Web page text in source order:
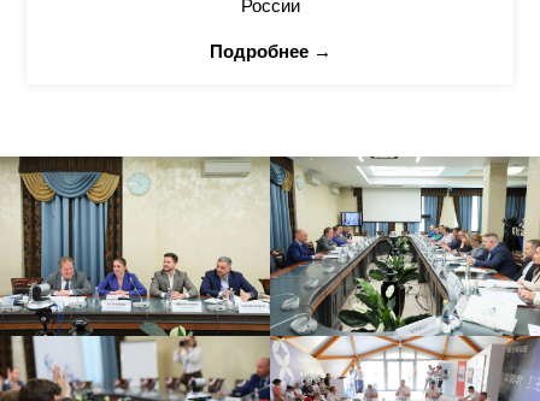
России
Подробнее →